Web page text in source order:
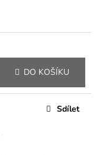
DO KOŠÍKU
Sdílet